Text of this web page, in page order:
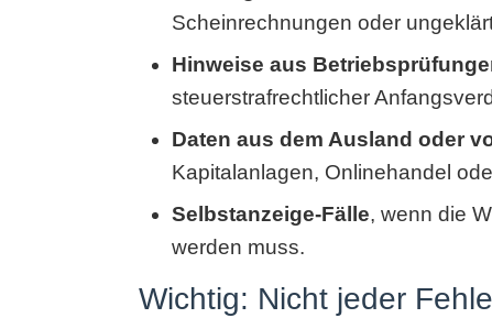
Scheinrechnungen oder
Hinweise aus
steuerstrafrechtlicher
Daten aus dem Ausland oder
Kapitalanlagen, Onlinehandel
Selbstanzeige-Fälle, wenn die
werden muss.
Wichtig: Nicht jeder